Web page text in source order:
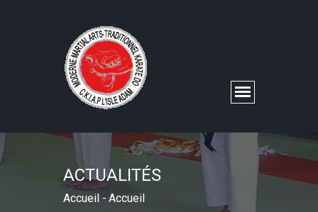
ACTUALITÉS
Accueil - Accueil